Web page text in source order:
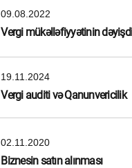
09.08.2022
Vergi mükəlləfiyyətinin
19.11.2024
Vergi auditi və Qanunvericilik
02.11.2020
Biznesin satın alınması